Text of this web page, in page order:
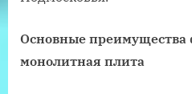
Основные преимущества
монолитная плита